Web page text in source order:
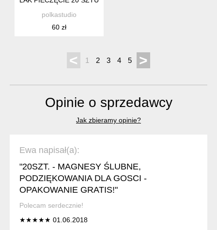
polkastudio
60 zł
< 1 2 3 4 5 >
Opinie o sprzedawcy
Jak zbieramy opinie?
Ewa napisał(a):
"20SZT. - MAGNESY ŚLUBNE,
PODZIĘKOWANIA DLA GOSCI -
OPAKOWANIE GRATIS!"
Polecam serdecznie!
★★★★★ 01.06.2018